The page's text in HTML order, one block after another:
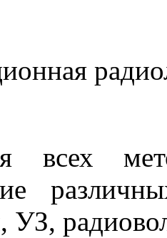
УЗ,